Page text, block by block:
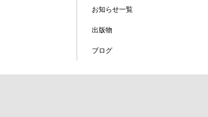
お知らせ一覧
出版物
ブログ